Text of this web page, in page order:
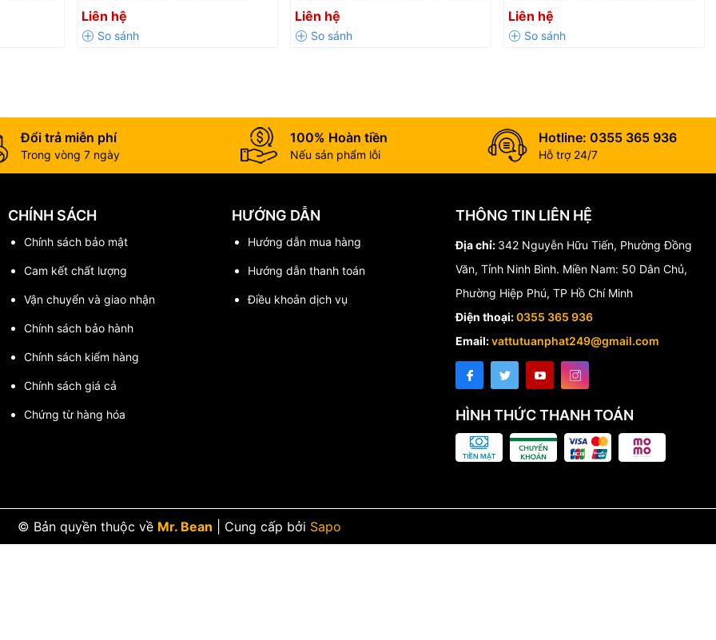
Chính Hãng – Kết Nối Hàn
Nhiệt, Chịu Nhiệt Tốt
Liên hệ
Hãng – Kết Nối Hàn Nhiệt, Chịu
Nhiệt Tốt
Liên hệ
/ SH47-V Chính Hãng Giá Tốt
Liên hệ
Đổi trả miễn phí
Trong vòng 7 ngày
100% Hoàn tiền
Nếu sản phẩm lỗi
Hotline: 0355 365 936
Hỗ trợ 24/7
CHÍNH SÁCH
Chính sách bảo mật
Cam kết chất lượng
Vận chuyển và giao nhận
Chính sách bảo hành
Chính sách kiểm hàng
Chính sách giá cả
Chứng từ hàng hóa
HƯỚNG DẪN
Hướng dẫn mua hàng
Hướng dẫn thanh toán
Điều khoản dịch vụ
THÔNG TIN LIÊN HỆ
Địa chỉ: 342 Nguyễn Hữu Tiến, Phường Đồng
Văn, Tỉnh Ninh Bình. Miền Nam: 50 Dân Chủ,
Phường Hiệp Phú, TP Hồ Chí Minh
Điện thoại:0355 365 936
Email:vattutuanphat249@gmail.com
HÌNH THỨC THANH TOÁN
© Bản quyền thuộc về Mr. Bean Cung cấp bởi Sapo